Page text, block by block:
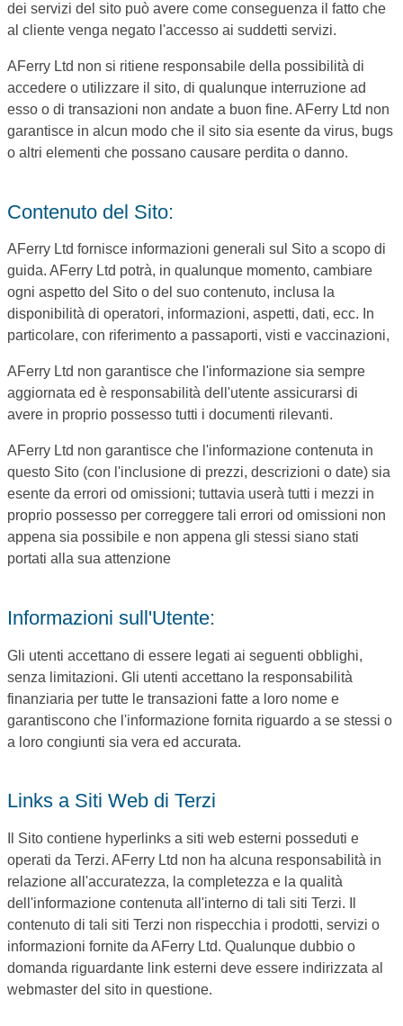
dei servizi del sito può avere come conseguenza il fatto che
al cliente venga negato l'accesso ai suddetti servizi.
AFerry Ltd non si ritiene responsabile della possibilità di
accedere o utilizzare il sito, di qualunque interruzione ad
esso o di transazioni non andate a buon fine. AFerry Ltd non
garantisce in alcun modo che il sito sia esente da virus, bugs
o altri elementi che possano causare perdita o danno.
Contenuto del Sito:
AFerry Ltd fornisce informazioni generali sul Sito a scopo di
guida. AFerry Ltd potrà, in qualunque momento, cambiare
ogni aspetto del Sito o del suo contenuto, inclusa la
disponibilità di operatori, informazioni, aspetti, dati, ecc. In
particolare, con riferimento a passaporti, visti e vaccinazioni,
AFerry Ltd non garantisce che l'informazione sia sempre
aggiornata ed è responsabilità dell'utente assicurarsi di
avere in proprio possesso tutti i documenti rilevanti.
AFerry Ltd non garantisce che l'informazione contenuta in
questo Sito (con l'inclusione di prezzi, descrizioni o date) sia
esente da errori od omissioni; tuttavia userà tutti i mezzi in
proprio possesso per correggere tali errori od omissioni non
appena sia possibile e non appena gli stessi siano stati
portati alla sua attenzione
Informazioni sull'Utente:
Gli utenti accettano di essere legati ai seguenti obblighi,
senza limitazioni. Gli utenti accettano la responsabilità
finanziaria per tutte le transazioni fatte a loro nome e
garantiscono che l'informazione fornita riguardo a se stessi o
a loro congiunti sia vera ed accurata.
Links a Siti Web di Terzi
Il Sito contiene hyperlinks a siti web esterni posseduti e
operati da Terzi. AFerry Ltd non ha alcuna responsabilità in
relazione all'accuratezza, la completezza e la qualità
dell'informazione contenuta all'interno di tali siti Terzi. Il
contenuto di tali siti Terzi non rispecchia i prodotti, servizi o
informazioni fornite da AFerry Ltd. Qualunque dubbio o
domanda riguardante link esterni deve essere indirizzata al
webmaster del sito in questione.